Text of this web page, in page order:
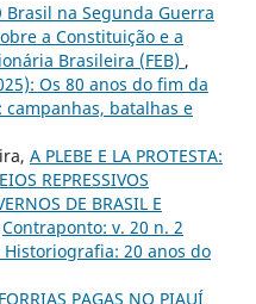
Brasil na Segunda Guerra
a Constituição e a
Brasileira (FEB) ,
Os 80 anos do fim da
batalhas e
A PLEBE E LA PROTESTA:
REPRESSIVOS
DE BRASIL E
Contraponto: v. 20 n. 2
Historiografia: 20 anos do
PAGAS NO PIAUÍ